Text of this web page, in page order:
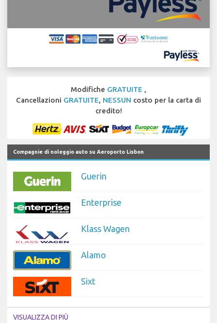
Modifiche GRATUITE ,
Cancellazioni GRATUITE, NESSUN costo per la carta di
credito!
Compagnie di noleggio auto su Aeroporto Lisbon
Guerin
Enterprise
Klass Wagen
Alamo
Sixt
VISUALIZZA DI PIÙ